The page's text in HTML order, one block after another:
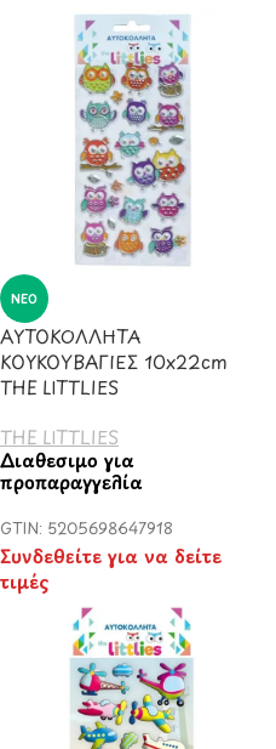
ΝΈΟ
ΑΥΤΟΚΟΛΛΗΤΑ
ΚΟΥΚΟΥΒΑΓΙΕΣ 10x22cm
THE LITTLIES
THE LITTLIES
Διαθέσιμο για
προπαραγγελία
GTIN: 5205698647918
Συνδεθείτε για να δείτε
τιμές